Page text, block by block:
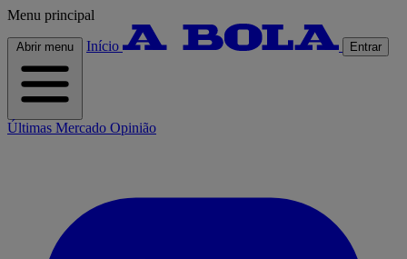
Menu principal
Abrir menu Início Entrar
Últimas Mercado Opinião